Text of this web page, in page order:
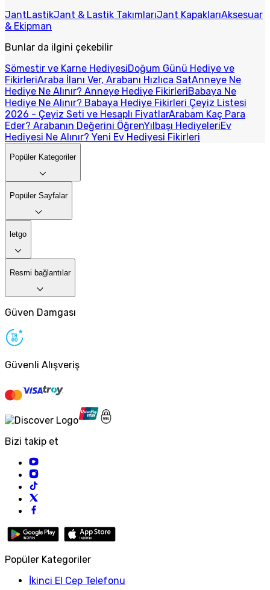
JantLastikJant & Lastik TakımlarıJant KapaklarıAksesuar
& Ekipman
Bunlar da ilgini çekebilir
Sömestir ve Karne HediyesiDoğum Günü Hediye ve
FikirleriAraba İlanı Ver, Arabanı Hızlıca SatAnneye Ne
Hediye Ne Alınır? Anneye Hediye FikirleriBabaya Ne
Hediye Ne Alınır? Babaya Hediye Fikirleri Çeyiz Listesi
2026 - Çeyiz Seti ve Hesaplı FiyatlarArabam Kaç Para
Eder? Arabanın Değerini ÖğrenYılbaşı HediyeleriEv
Hediyesi Ne Alınır? Yeni Ev Hediyesi Fikirleri
Popüler Kategoriler
Popüler Sayfalar
letgo
Resmi bağlantılar
Güven Damgası
Güvenli Alışveriş
Bizi takip et
Popüler Kategoriler
İkinci El Cep Telefonu